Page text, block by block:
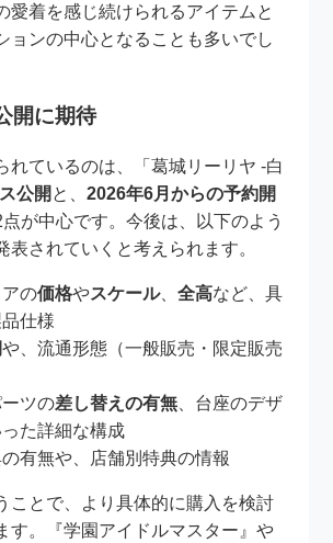
愛着を感じ続けられるアイテムと
ョンの中心となることも多いでし
開に期待
れているのは、「葛城リーリヤ -白
公開 と、2026年6月からの予約開
点が中心です。今後は、以下のよう
表されていくと考えられます。
の価格やスケール、全高など、具
仕様
や、流通形態（一般販売・限定販売
ツの差し替えの有無 、台座のデザ
た詳細な構成
有無や、店舗別特典の情報
ことで、より具体的に購入を検討
す。『学園アイドルマスター』や